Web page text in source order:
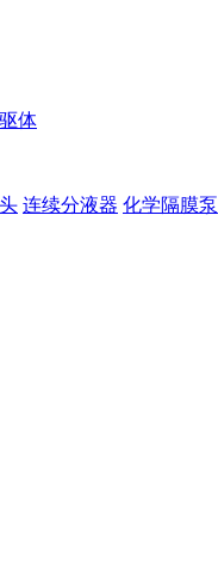
体
连续分液器 化学隔膜泵